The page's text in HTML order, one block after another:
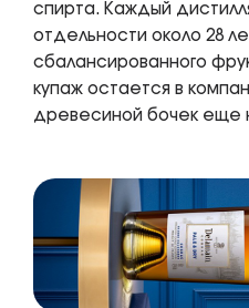
спирта. Каждый
отдельности около 28
сбалансированного
купаж остается в
древесиной бочек еще